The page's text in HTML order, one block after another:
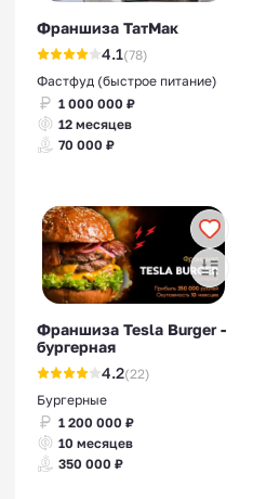
Франшиза ТатМак
4.1(78)
Фастфуд (быстрое питание)
1 000 000 ₽
12 месяцев
70 000 ₽
Франшиза Tesla Burger -
бургерная
4.2(22)
Бургерные
1 200 000 ₽
10 месяцев
350 000 ₽